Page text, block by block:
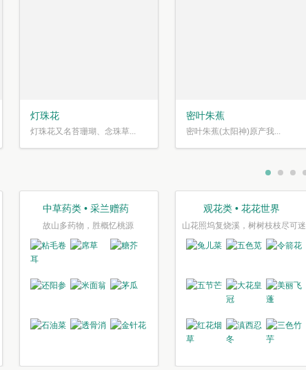
灯珠花
灯珠花又名苔珊瑚、念珠草...
密叶朱蕉
密叶朱蕉(太阳神)原产我...
中草药类 • 采兰赠药
故山多药物，胜概忆桃源
观花类 • 花花世界
山花照坞复烧溪，树树枝枝尽可迷